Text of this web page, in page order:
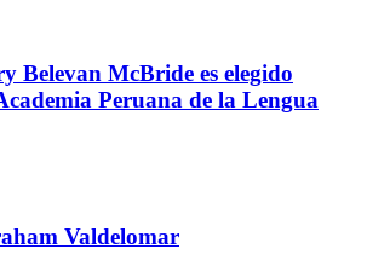
Belevan McBride es elegido
Peruana de la Lengua
Valdelomar